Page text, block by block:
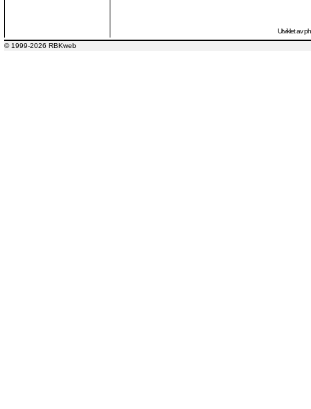
Utviklet av
© 1999-2026 RBKweb